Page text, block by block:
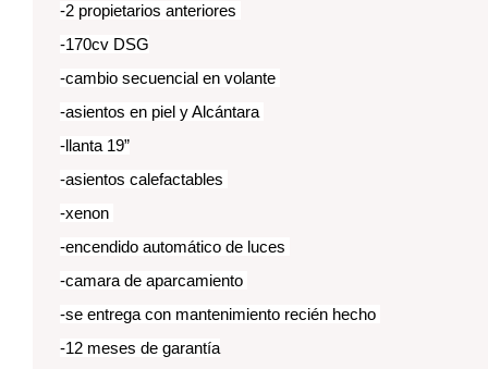
-2 propietarios anteriores
-170cv DSG
-cambio secuencial en volante
-asientos en piel y Alcántara
-llanta 19”
-asientos calefactables
-xenon
-encendido automático de luces
-camara de aparcamiento
-se entrega con mantenimiento recién hecho
-12 meses de garantía